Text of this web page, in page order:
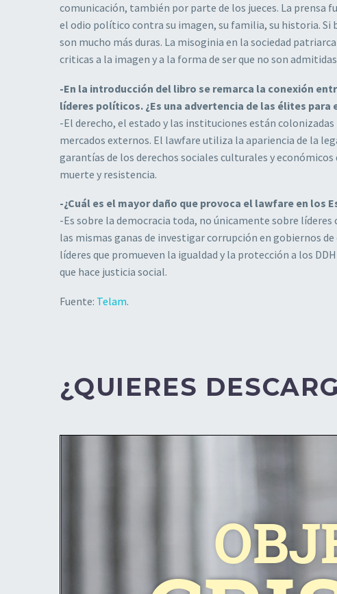
comunicación, también por parte de los jueces. La
el odio político contra su imagen, su familia, su historia. Si
son mucho más duras. La misoginia en la sociedad
criticas a la imagen y a la forma de ser que no son
-En la introducción del libro se remarca la conexión
líderes políticos. ¿Es una advertencia de las élites
-El derecho, el estado y las instituciones están
mercados externos. El lawfare utiliza la apariencia de la
garantías de los derechos sociales culturales y
muerte y resistencia.
-¿Cuál es el mayor daño que provoca el lawfare en los
-Es sobre la democracia toda, no únicamente sobre
las mismas ganas de investigar corrupción en gobiernos
líderes que promueven la igualdad y la protección a los
que hace justicia social.
Fuente: Telam.
¿QUIERES